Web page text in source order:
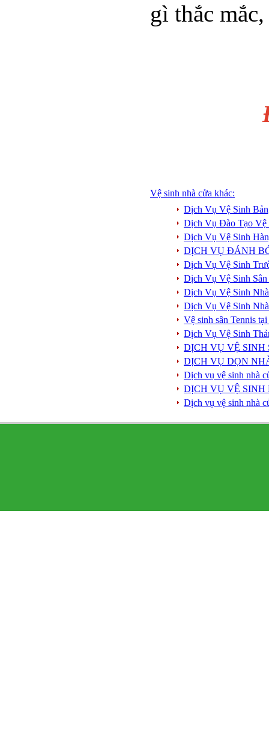
gì thắc
Vệ sinh nhà cửa khác:
Dịch Vụ Vệ Sinh
Dịch Vụ Đào Tạo Vệ
Dịch Vụ Vệ Sinh
DỊCH VỤ ĐÁNH
Dịch Vụ Vệ Sinh
Dịch Vụ Vệ Sinh
Dịch Vụ Vệ Sinh
Dịch Vụ Vệ Sinh
Vệ sinh sân Tennis
Dịch Vụ Vệ Sinh
DỊCH VỤ VỆ
DỊCH VỤ DỌN
Dịch vụ vệ sinh nhà
DỊCH VỤ VỆ SINH
Dịch vụ vệ sinh nhà